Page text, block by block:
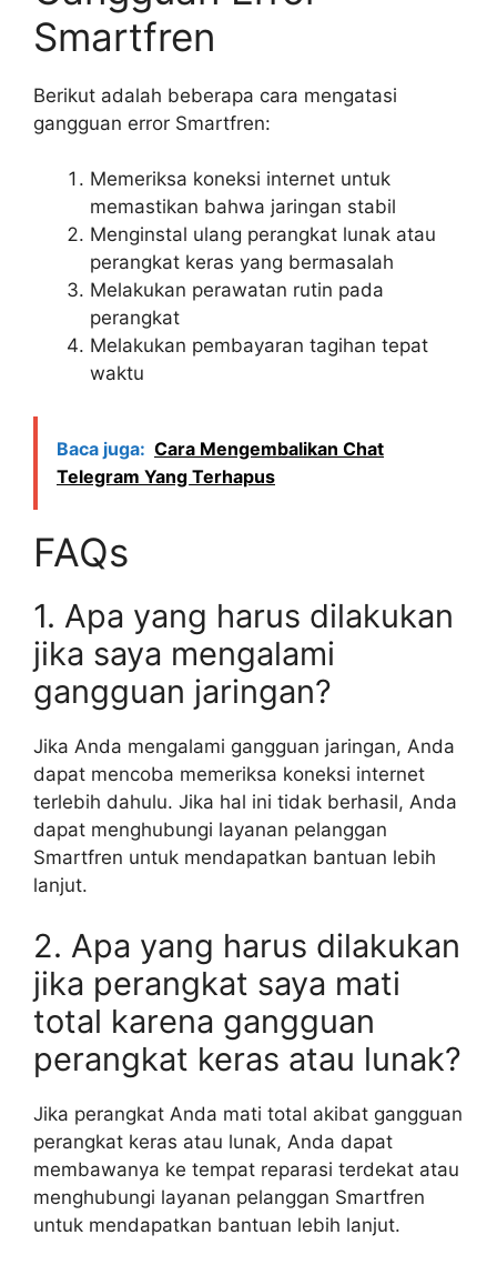
Smartfren
Berikut adalah beberapa cara mengatasi
gangguan error Smartfren:
Memeriksa koneksi internet untuk
memastikan bahwa jaringan stabil
Menginstal ulang perangkat lunak atau
perangkat keras yang bermasalah
Melakukan perawatan rutin pada
perangkat
Melakukan pembayaran tagihan tepat
waktu
Baca juga: Cara Mengembalikan Chat
Telegram Yang Terhapus
FAQs
1. Apa yang harus dilakukan
jika saya mengalami
gangguan jaringan?
Jika Anda mengalami gangguan jaringan, Anda
dapat mencoba memeriksa koneksi internet
terlebih dahulu. Jika hal ini tidak berhasil, Anda
dapat menghubungi layanan pelanggan
Smartfren untuk mendapatkan bantuan lebih
lanjut.
2. Apa yang harus dilakukan
jika perangkat saya mati
total karena gangguan
perangkat keras atau lunak?
Jika perangkat Anda mati total akibat gangguan
perangkat keras atau lunak, Anda dapat
membawanya ke tempat reparasi terdekat atau
menghubungi layanan pelanggan Smartfren
untuk mendapatkan bantuan lebih lanjut.